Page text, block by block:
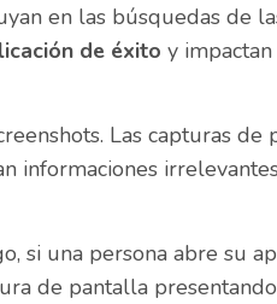
en las búsquedas de
de éxito y
Las capturas de
informaciones
si una persona abre su
de pantalla